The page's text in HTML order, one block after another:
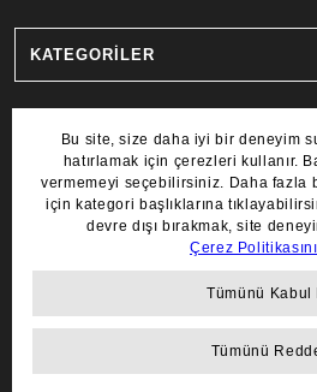
KATEGORİLER
MARKALAR